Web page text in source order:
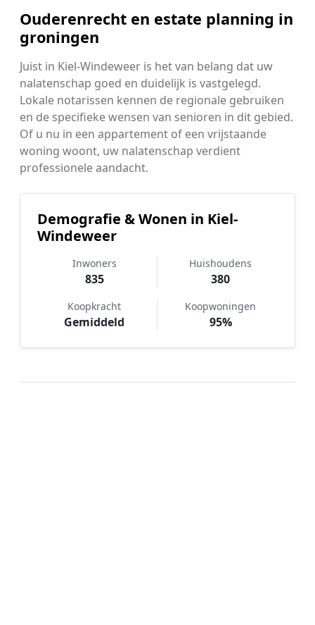
Ouderenrecht en estate planning in
groningen
Juist in Kiel-Windeweer is het van belang dat uw
nalatenschap goed en duidelijk is vastgelegd.
Lokale notarissen kennen de regionale gebruiken
en de specifieke wensen van senioren in dit gebied.
Of u nu in een appartement of een vrijstaande
woning woont, uw nalatenschap verdient
professionele aandacht.
Demografie & Wonen in Kiel-
Windeweer
Inwoners
835
Huishoudens
380
Koopkracht
Gemiddeld
Koopwoningen
95%